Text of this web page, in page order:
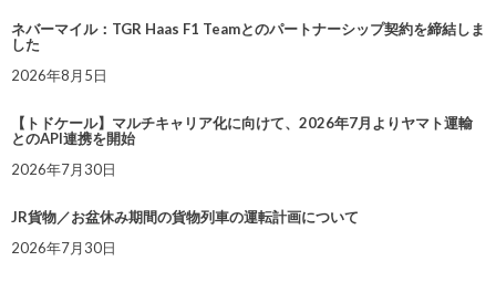
ネバーマイル：TGR Haas F1 Teamとのパートナーシップ契約を締結しま
した
2026年8月5日
【トドケール】マルチキャリア化に向けて、2026年7月よりヤマト運輸
とのAPI連携を開始
2026年7月30日
JR貨物／お盆休み期間の貨物列車の運転計画について
2026年7月30日